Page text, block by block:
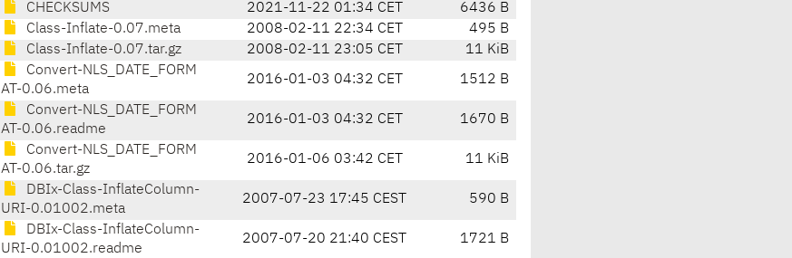
CHECKSUMS 2021-11-22 01:34 CET
6436 B
Class-Inflate-0.07.meta
2008-02-11 22:34 CET
495 B
Class-Inflate-0.07.tar.gz
2008-02-11 23:05 CET
11 KiB
Convert-NLS_DATE_FORM
AT-0.06.meta
2016-01-03 04:32 CET 1512 B
Convert-NLS_DATE_FORM
AT-0.06.readme
2016-01-03 04:32 CET 1670 B
Convert-NLS_DATE_FORM
AT-0.06.tar.gz
2016-01-06 03:42 CET 11 KiB
DBIx-Class-InflateColumn-
URI-0.01002.meta
2007-07-23 17:45 CEST 590 B
DBIx-Class-InflateColumn-
URI-0.01002.readme
2007-07-20 21:40 CEST 1721 B